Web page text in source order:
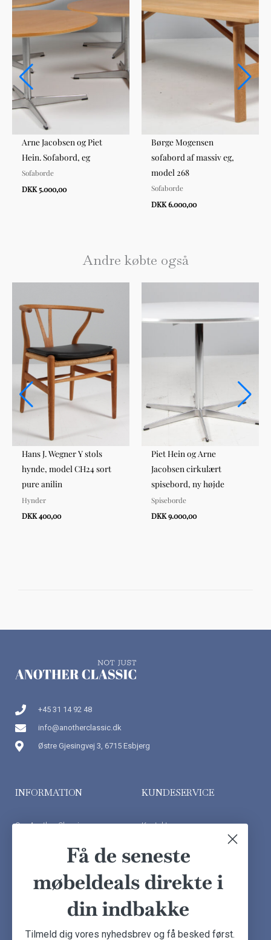
Arne Jacobsen og Piet
Hein. Sofabord, eg
Sofaborde
DKK 5.000,00
Børge Mogensen
sofabord af massiv eg,
model 268
Sofaborde
DKK 6.000,00
Andre købte også
Hans J. Wegner Y stols
hynde, model CH24 sort
pure anilin
Hynder
DKK 400,00
Piet Hein og Arne
Jacobsen cirkulært
spisebord, ny højde
Spiseborde
DKK 9.000,00
+45 31 14 92 48
info@anotherclassic.dk
Østre Gjesingvej 3, 6715 Esbjerg
INFORMATION
Om Another Classic
Handelsbetingelser
KUNDESERVICE
Kontakt os
Kundeudtalelser
Besøg showroom
Få de seneste
møbeldeals direkte i
din indbakke
Tilmeld dig vores nyhedsbrev og få besked først.